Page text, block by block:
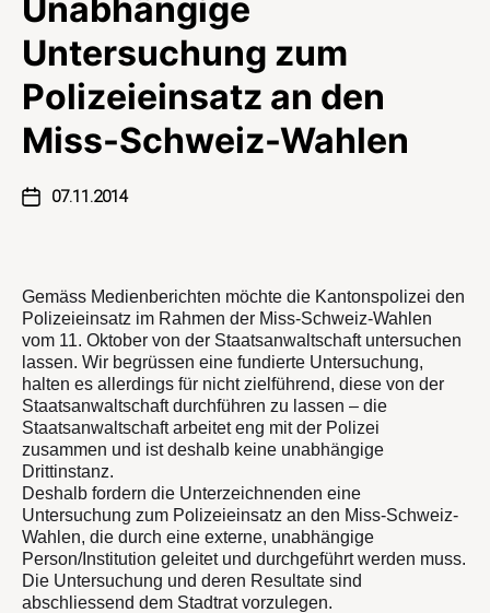
Unabhängige
Untersuchung zum
Polizeieinsatz an den
Miss-Schweiz-Wahlen
07.11.2014
Gemäss Medienberichten möchte die Kantonspolizei den
Polizeieinsatz im Rahmen der Miss-Schweiz-Wahlen
vom 11. Oktober von der Staatsanwaltschaft untersuchen
lassen. Wir begrüssen eine fundierte Untersuchung,
halten es allerdings für nicht zielführend, diese von der
Staatsanwaltschaft durchführen zu lassen – die
Staatsanwaltschaft arbeitet eng mit der Polizei
zusammen und ist deshalb keine unabhängige
Drittinstanz.
Deshalb fordern die Unterzeichnenden eine
Untersuchung zum Polizeieinsatz an den Miss-Schweiz-
Wahlen, die durch eine externe, unabhängige
Person/Institution geleitet und durchgeführtwerden muss.
Die Untersuchung und deren Resultate sind
abschliessend dem Stadtrat vorzulegen.